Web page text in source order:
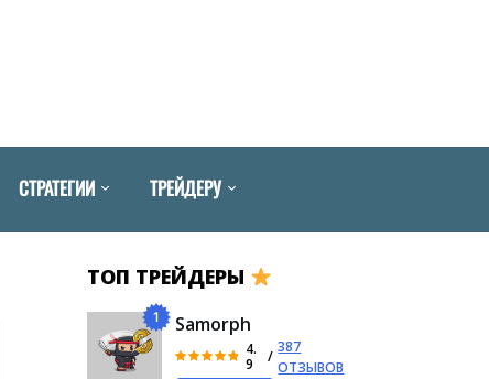
СТРАТЕГИИ ТРЕЙДЕРУ
ТОП ТРЕЙДЕРЫ
1 Samorph
4.
9
/
387
ОТЗЫВОВ